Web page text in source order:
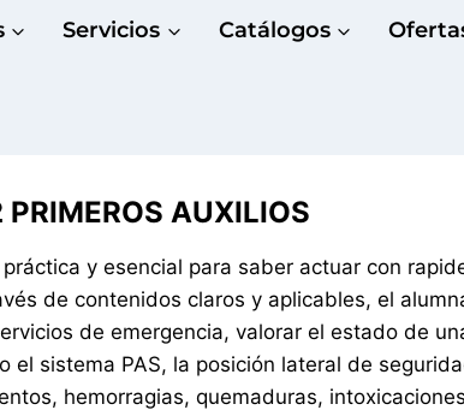
Servicios Catálogos
AUXILIOS
y esencial para saber actuar con
de contenidos claros y aplicables, el
de emergencia, valorar el estado de
el sistema PAS, la posición lateral de
hemorragias, quemaduras,